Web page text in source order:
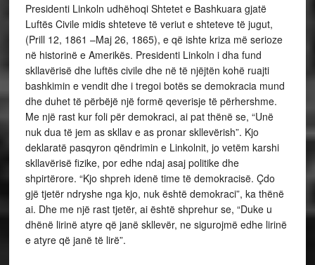
Presidenti Linkoln udhëhoqi Shtetet e Bashkuara gjatë
Luftës Civile midis shteteve të veriut e shteteve të jugut,
(Prill 12, 1861 –Maj 26, 1865), e që ishte kriza më serioze
në historinë e Amerikës. Presidenti Linkoln i dha fund
skllavërisë dhe luftës civile dhe në të njëjtën kohë ruajti
bashkimin e vendit dhe i tregoi botës se demokracia mund
dhe duhet të përbëjë një formë qeverisje të përhershme.
Me një rast kur foli për demokraci, ai pat thënë se, “Unë
nuk dua të jem as skllav e as pronar skllevërish”. Kjo
deklaratë pasqyron qëndrimin e Linkolnit, jo vetëm karshi
skllavërisë fizike, por edhe ndaj asaj politike dhe
shpirtërore. “Kjo shpreh idenë time të demokracisë. Çdo
gjë tjetër ndryshe nga kjo, nuk është demokraci”, ka thënë
ai. Dhe me një rast tjetër, ai është shprehur se, “Duke u
dhënë lirinë atyre që janë skllevër, ne sigurojmë edhe lirinë
e atyre që janë të lirë”.